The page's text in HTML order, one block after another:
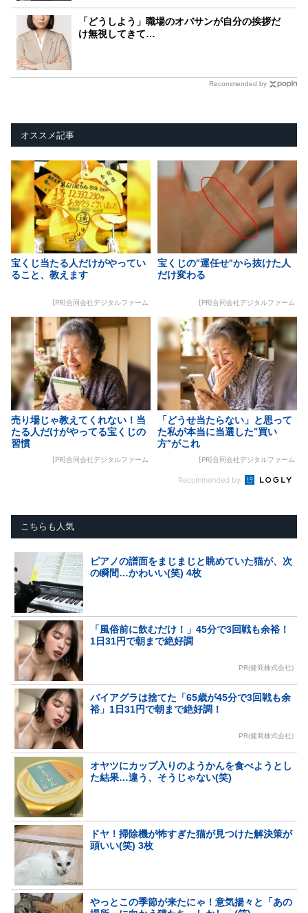
「どうしよう」職場のオバサンが自分の挨拶だ
け無視してきて…
Recommended by
オススメ記事
宝くじ当たる人だけがやってい
ること、教えます
[PR]合同会社デジタルファーム
宝くじの“運任せ”から抜けた人
だけ変わる
[PR]合同会社デジタルファーム
売り場じゃ教えてくれない！当
たる人だけがやってる宝くじの
習慣
[PR]合同会社デジタルファーム
「どうせ当たらない」と思って
た私が本当に当選した“買い
方”がこれ
[PR]合同会社デジタルファーム
Recommended by
こちらも人気
ピアノの譜面をまじまじと眺めていた猫が、次
の瞬間…かわいい(笑) 4枚
「風俗前に飲むだけ！」45分で3回戦も余裕！
1日31円で朝まで絶好調
PR(健商株式会社)
バイアグラは捨てた「65歳が45分で3回戦も余
裕」1日31円で朝まで絶好調！
PR(健商株式会社)
オヤツにカップ入りのようかんを食べようとし
た結果…違う、そうじゃない(笑)
ドヤ！掃除機が怖すぎた猫が見つけた解決策が
頭いい(笑) 3枚
やっとこの季節が来たにゃ！意気揚々と「あの